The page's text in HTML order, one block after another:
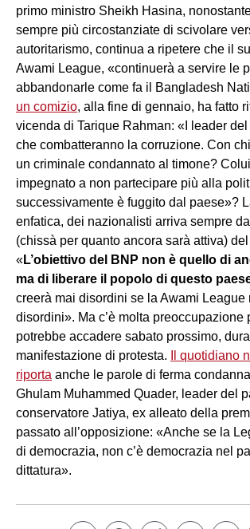
primo ministro Sheikh Hasina,
sempre più circostanziate di scivolare
autoritarismo, continua a ripetere che il
Awami League, «continuerà a servire le
abbandonarle come fa il Bangladesh
un comizio, alla fine di gennaio, ha fatto
vicenda di Tarique Rahman: «I leader
che combatteranno la corruzione. Con
un criminale condannato al timone?
impegnato a non partecipare più alla
successivamente è fuggito dal paese»?
enfatica, dei nazionalisti arriva sempre
(chissà per quanto ancora sarà attiva) del
«L’obiettivo del BNP non è quello di
ma di liberare il popolo di questo
creerà mai disordini se la Awami League
disordini». Ma c’è molta preoccupazione
potrebbe accadere sabato prossimo,
manifestazione di protesta.
Il quotidiano
riporta anche le parole di ferma
Ghulam Muhammed Quader, leader del
conservatore Jatiya, ex alleato della
passato all’opposizione: «Anche se la
di democrazia, non c’è democrazia nel
dittatura».